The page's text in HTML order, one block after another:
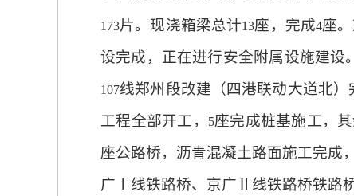
173片。现浇箱梁总计13座，完成4座
设完成，正在进行安全附属设施建设
107线郑州段改建（四港联动大道北
工程全部开工，
5座完成桩基施工，
座公路桥，沥青混凝土路面施工完成
广Ⅰ线铁路桥、京广Ⅱ线铁路桥铁路